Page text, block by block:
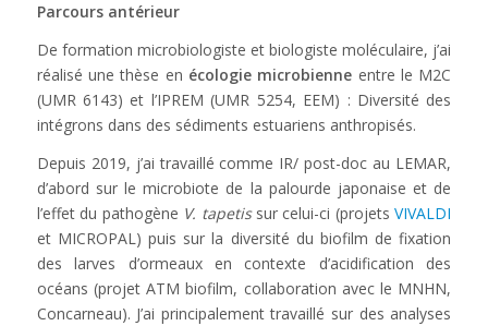
Parcours antérieur
De formation microbiologiste et biologiste moléculaire, j’ai
réalisé une thèse en écologie microbienne entre le M2C
(UMR 6143) et l’IPREM (UMR 5254, EEM) : Diversité des
intégrons dans des sédiments estuariens anthropisés.
Depuis 2019, j’ai travaillé comme IR/ post-doc au LEMAR,
d’abord sur le microbiote de la palourde japonaise et de
l’effet du pathogène V. tapetissur celui-ci (projetsVIVALDI
et MICROPAL) puis sur la diversité du biofilm de fixation
des larves d’ormeaux en contexte d’acidification des
océans (projet ATM biofilm, collaboration avec le MNHN,
Concarneau). J’ai principalement travaillé sur des analyses